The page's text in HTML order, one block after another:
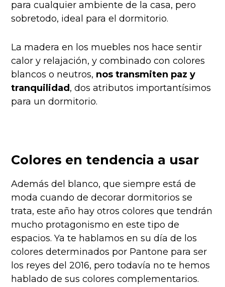
para cualquier ambiente de la casa, pero
sobretodo, ideal para el dormitorio.
La madera en los muebles nos hace sentir
calor y relajación, y combinado con colores
blancos o neutros, nos transmiten paz y
tranquilidad , dos atributos importantísimos
para un dormitorio.
Colores en tendencia a usar
Además del blanco, que siempre está de
moda cuando de decorar dormitorios se
trata, este año hay otros colores que tendrán
mucho protagonismo en este tipo de
espacios. Ya te hablamos en su día de los
colores determinados por Pantone para ser
los reyes del 2016, pero todavía no te hemos
hablado de sus colores complementarios.